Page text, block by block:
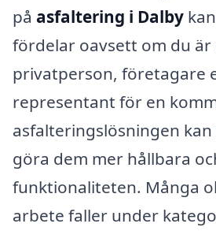
på asfaltering i Dalby
fördelar oavsett om du är
privatperson, företagare
representant för en
asfalteringslösningen
göra dem mer hållbara
funktionaliteten. Många
arbete faller under